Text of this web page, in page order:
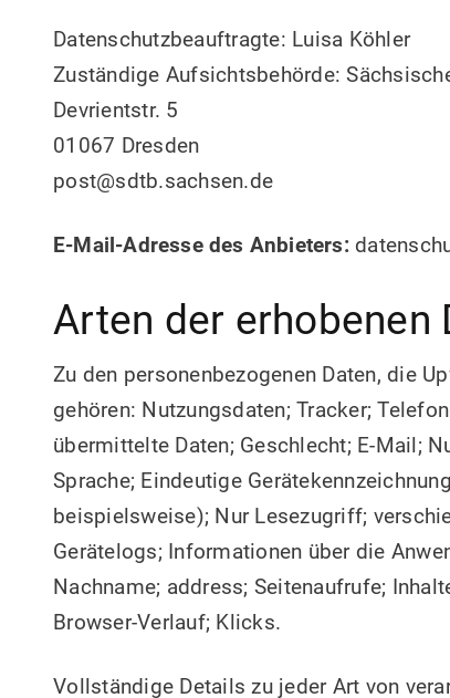
Datenschutzbeauftragte: Luisa Köhler
Zuständige Aufsichtsbehörde:
Devrientstr. 5
01067 Dresden
post@sdtb.sachsen.de
E-Mail-Adresse des Anbieters:
Arten der erhobenen
Zu den personenbezogenen Daten, die
gehören: Nutzungsdaten; Tracker;
übermittelte Daten; Geschlecht; E-Mail;
Sprache; Eindeutige
beispielsweise); Nur Lesezugriff;
Gerätelogs; Informationen über die
Nachname; address; Seitenaufrufe;
Browser-Verlauf; Klicks.
Vollständige Details zu jeder Art von